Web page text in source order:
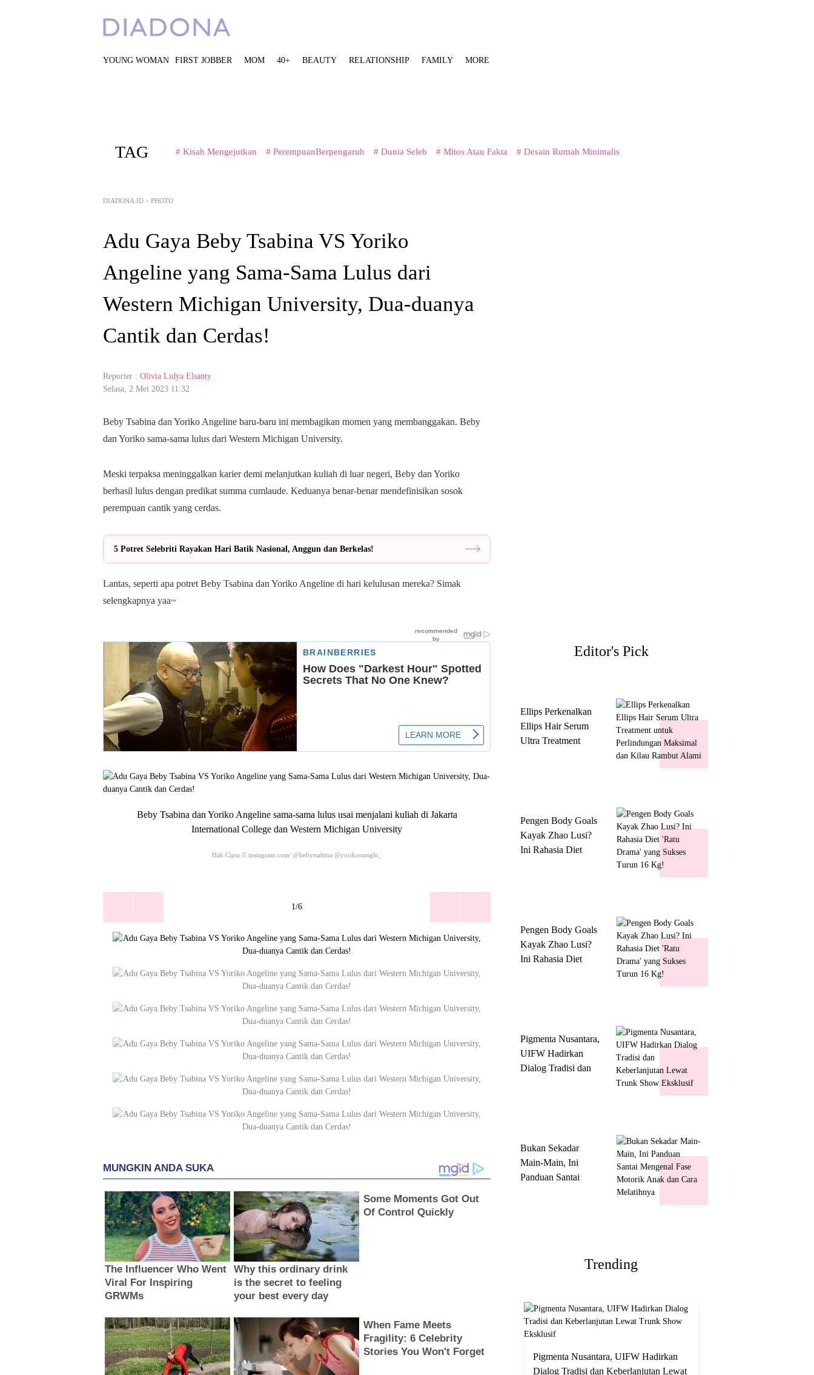
YOUNG WOMAN FIRST JOBBER MOM 40+ BEAUTY RELATIONSHIP FAMILY MORE
TAG # Kisah Mengejutkan # PerempuanBerpengaruh # Dunia Seleb # Mitos Atau Fakta # Desain Rumah Minimalis
DIADONA.ID > PHOTO
Adu Gaya Beby Tsabina VS Yoriko
Angeline yang Sama-Sama Lulus dari
Western Michigan University, Dua-duanya
Cantik dan Cerdas!
Reporter : Olivia Lidya Elsanty
Selasa, 2 Mei 2023 11:32
Beby Tsabina dan Yoriko Angeline baru-baru ini membagikan momen yang membanggakan. Beby
dan Yoriko sama-sama lulus dari Western Michigan University.
Meski terpaksa meninggalkan karier demi melanjutkan kuliah di luar negeri, Beby dan Yoriko
berhasil lulus dengan predikat summa cumlaude. Keduanya benar-benar mendefinisikan sosok
perempuan cantik yang cerdas.
5 Potret Selebriti Rayakan Hari Batik Nasional, Anggun dan Berkelas!
Lantas, seperti apa potret Beby Tsabina dan Yoriko Angeline di hari kelulusan mereka? Simak
selengkapnya yaa~
Beby Tsabina dan Yoriko Angeline sama-sama lulus usai menjalani kuliah di Jakarta
International College dan Western Michigan University
Hak Cipta © instagram.com/ @bebytsabina @yorikooangln_
1/6
Editor's Pick
Ellips Perkenalkan
Ellips Hair Serum
Ultra Treatment
Pengen Body Goals
Kayak Zhao Lusi?
Ini Rahasia Diet
Pengen Body Goals
Kayak Zhao Lusi?
Ini Rahasia Diet
Pigmenta Nusantara,
UIFW Hadirkan
Dialog Tradisi dan
Bukan Sekadar
Main-Main, Ini
Panduan Santai
Trending
Pigmenta Nusantara, UIFW Hadirkan
Dialog Tradisi dan Keberlanjutan Lewat